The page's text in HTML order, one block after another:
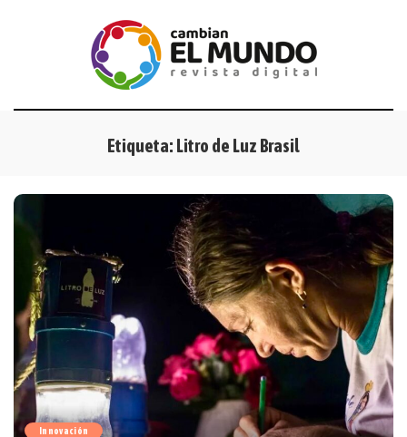
Etiqueta: Litro de Luz Brasil
Innovación